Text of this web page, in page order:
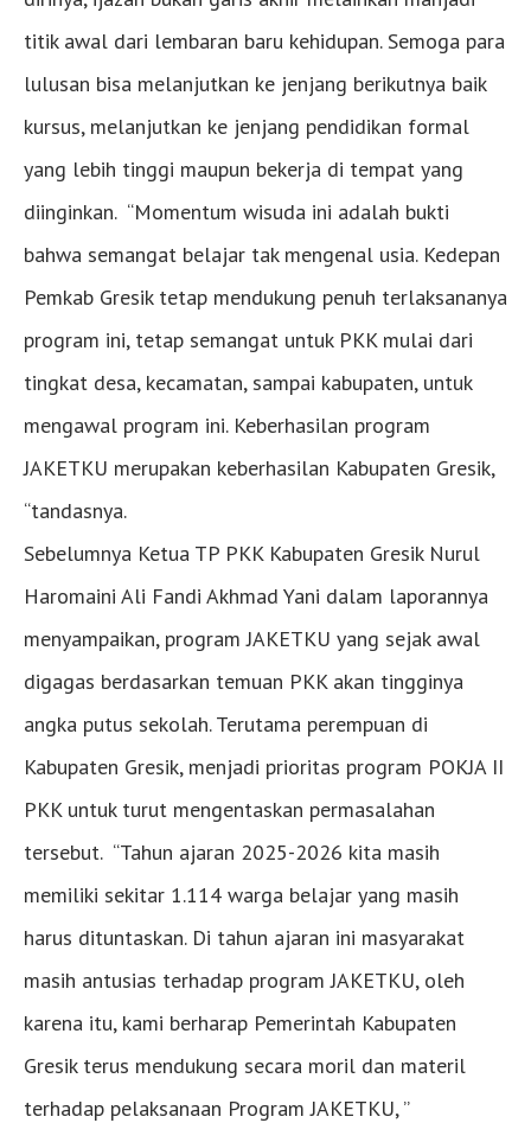
titik awal dari lembaran baru kehidupan. Semoga para
lulusan bisa melanjutkan ke jenjang berikutnya baik
kursus, melanjutkan ke jenjang pendidikan formal
yang lebih tinggi maupun bekerja di tempat yang
diinginkan. “Momentum wisuda ini adalah bukti
bahwa semangat belajar tak mengenal usia. Kedepan
Pemkab Gresik tetap mendukung penuh terlaksananya
program ini, tetap semangat untuk PKK mulai dari
tingkat desa, kecamatan, sampai kabupaten, untuk
mengawal program ini. Keberhasilan program
JAKETKU merupakan keberhasilan Kabupaten Gresik,
“tandasnya.
Sebelumnya Ketua TP PKK Kabupaten Gresik Nurul
Haromaini Ali Fandi Akhmad Yani dalam laporannya
menyampaikan, program JAKETKU yang sejak awal
digagas berdasarkan temuan PKK akan tingginya
angka putus sekolah. Terutama perempuan di
Kabupaten Gresik, menjadi prioritas program POKJA II
PKK untuk turut mengentaskan permasalahan
tersebut. “Tahun ajaran 2025-2026 kita masih
memiliki sekitar 1.114 warga belajar yang masih
harus dituntaskan. Di tahun ajaran ini masyarakat
masih antusias terhadap program JAKETKU, oleh
karena itu, kami berharap Pemerintah Kabupaten
Gresik terus mendukung secara moril dan materil
terhadap pelaksanaan Program JAKETKU, ”